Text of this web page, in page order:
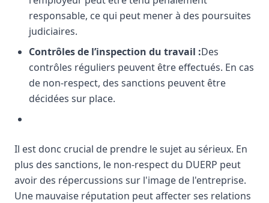
responsable, ce qui peut mener à des poursuites
judiciaires.
Contrôles de l’inspection du travail :Des
contrôles réguliers peuvent être effectués. En cas
de non-respect, des sanctions peuvent être
décidées sur place.
Il est donc crucial de prendre le sujet au sérieux. En
plus des sanctions, le non-respect du DUERP peut
avoir des répercussions sur l'image de l'entreprise.
Une mauvaise réputation peut affecter ses relations